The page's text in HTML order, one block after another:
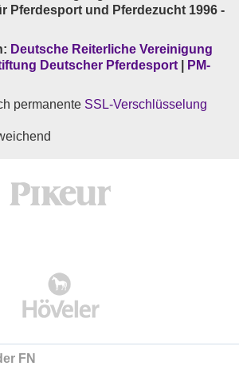
Pferdesport und Pferdezucht 1996 -
Deutsche Reiterliche Vereinigung
Deutscher Pferdesport
PM-
permanente SSL-Verschlüsselung
FN